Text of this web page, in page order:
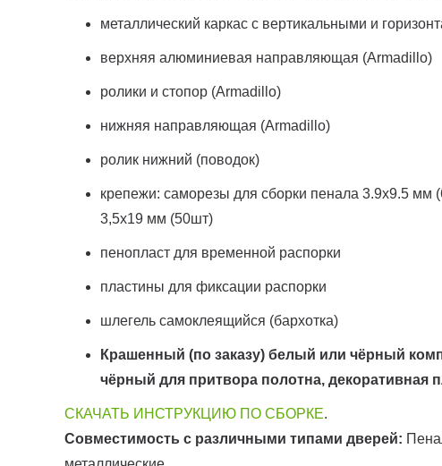
металлический каркас с вертикальными и
верхняя алюминиевая направляющая (Armadillo)
ролики и стопор (Armadillo)
нижняя направляющая (Armadillo)
ролик нижний (поводок)
крепежи: саморезы для сборки пенала 3.9х9.5 мм
3,5х19 мм (50шт)
пенопласт для временной распорки
пластины для фиксации распорки
шлегель самоклеящийся (бархотка)
Крашенный (по заказу) белый или чёрный
чёрный для притвора полотна, декоративная
СКАЧАТЬ ИНСТРУКЦИЮ ПО СБОРКЕ.
Совместимость с различными типами дверей: